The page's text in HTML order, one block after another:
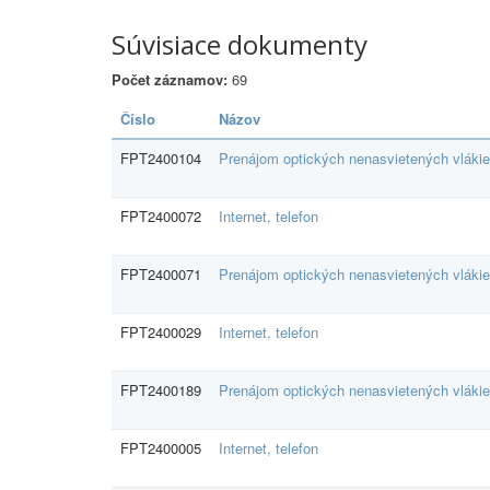
Súvisiace dokumenty
Počet záznamov: 69
Číslo
Názov
FPT2400104
Prenájom optických nenasvietených
FPT2400072 Internet, telefon
FPT2400071 Prenájom optických nenasvietených
FPT2400029 Internet, telefon
FPT2400189 Prenájom optických nenasvietených
FPT2400005 Internet, telefon